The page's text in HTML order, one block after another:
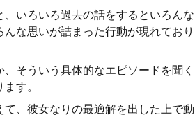
いろいろ過去の話をするといろんな
な思いが詰まった行動が現れており
そういう具体的なエピソードを聞く
す。
、彼女なりの最適解を出した上で動